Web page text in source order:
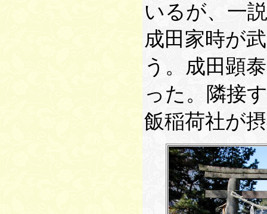
いるが、一
成田家時が
う。成田顕
った。隣接
飯稲荷社が